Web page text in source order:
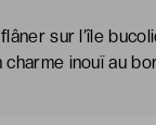
sur l’île
charme inouï au